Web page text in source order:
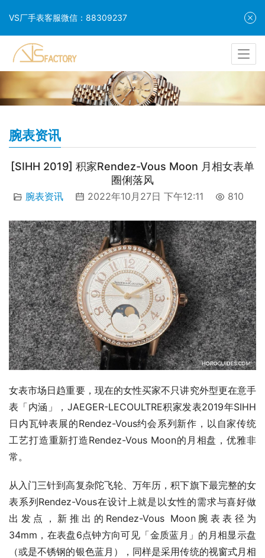
腕表资讯
[SIHH 2019] 积家Rendez-Vous Moon 月相女表单
圈俐落风
腕表资讯 2022年10月27日 下午12:11 810
女表市场日趋重要，现在的女性买家不只讲究外型更在意手
表「内涵」，JAEGER-LECOULTRE积家发表2019年SIHH
日内瓦钟表展的Rendez-Vous约会系列新作，以自家传统
工艺打造重新打造Rendez-Vous Moon的月相盘，优雅非
常。
从入门三针到高复杂陀飞轮、万年历，积下旗下最完整的女
表系列Rendez-Vous在设计上就是以女性的需求与喜好做
出发点，新推出的Rendez-Vous Moon腕表表径为
34mm，在表盘6点钟方向可见「金质蓝月」的月相显示盘
（或是不锈钢的银色蓝月），同样是采用传统的视窗式月相
VS厂手表客服微信：88309237